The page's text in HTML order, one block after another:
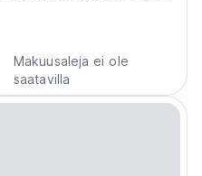
Makuusaleja ei ole
saatavilla